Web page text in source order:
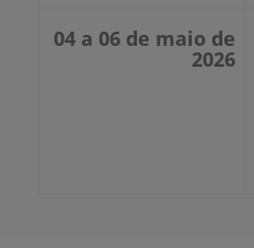
04 a 06 de maio de
2026